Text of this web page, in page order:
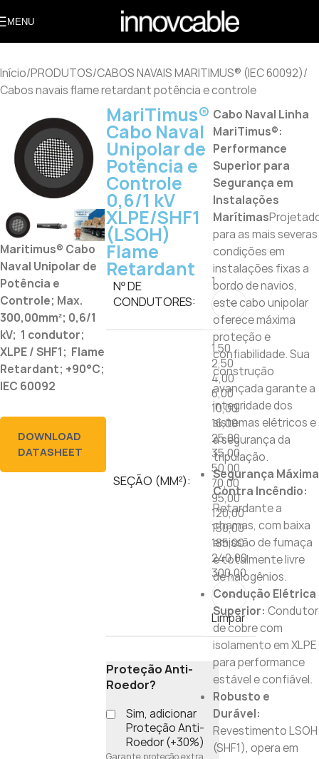
MENU
Início/PRODUTOS/CABOS NAVAIS MARITIMUS® (IEC 60092)/
Cabos navais flame retardant potência e controle
Maritimus® Cabo
Naval Unipolar de
Potência e
Controle; Max.
300,00mm²; 0,6/1
kV; 1 condutor;
XLPE / SHF1; Flame
Retardant; +90°C;
IEC 60092
DOWNLOAD
DATASHEET
MariTimus®
Cabo Naval
Unipolar de
Potência e
Controle
0,6/1 kV
XLPE/SHF1
(LSOH)
Flame
Retardant
Nº DE
CONDUTORES:
1
SEÇÃO (MM²):
1,50
2,50
4,00
6,00
10,00
16,00
25,00
35,00
50,00
70,00
95,00
120,00
150,00
185,00
240,00
300,00
Limpar
Proteção Anti-
Roedor?
Sim, adicionar
Proteção Anti-
Roedor (+30%)
Garante proteção extra
Cabo Naval Linha
MariTimus®:
Performance
Superior para
Segurança em
Instalações
Marítimas
para as mais severas
condições em
instalações fixas a
bordo de navios,
este cabo unipolar
oferece máxima
proteção e
confiabilidade. Sua
construção
avançada garante a
integridade dos
sistemas elétricos e
a segurança da
tripulação.
Segurança Máxima
Contra Incêndio:
Retardante a
chamas, com baixa
emissão de fumaça
e totalmente livre
de halogênios.
Condução Elétrica
Superior: Condutor
de cobre com
isolamento em XLPE
para performance
estável e confiável.
Robusto e
Durável:
Revestimento LSOH
(SHF1), opera em